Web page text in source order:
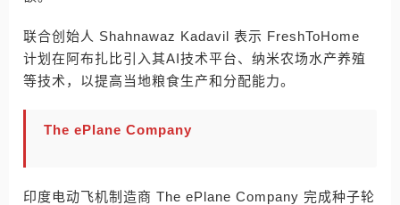
联合创始人 Shahnawaz Kadavil 表示 FreshToHome
计划在阿布扎比引入其AI技术平台、纳米农场水产养殖
等技术，以提高当地粮食生产和分配能力。
The ePlane Company
印度电动飞机制造商 The ePlane Company 完成种子轮